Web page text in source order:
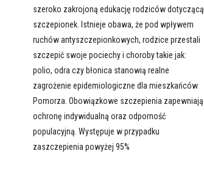
szeroko zakrojoną edukację rodziców dotyczącą
szczepionek. Istnieje obawa, że pod wpływem
ruchów antyszczepionkowych, rodzice przestali
szczepić swoje pociechy i choroby takie jak:
polio, odra czy błonica stanowią realne
zagrożenie epidemiologiczne dla mieszkańców
Pomorza. Obowiązkowe szczepienia zapewniają
ochronę indywidualną oraz odporność
populacyjną. Występuje w przypadku
zaszczepienia powyżej 95%